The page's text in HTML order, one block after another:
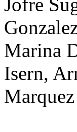
Marina
Isern,